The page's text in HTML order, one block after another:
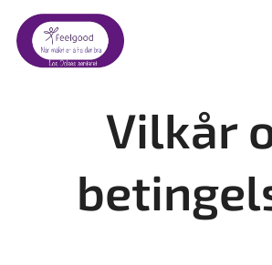
Vilkår